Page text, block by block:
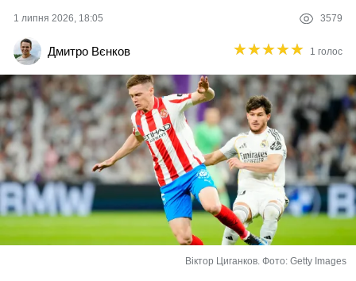
Різне
Букмекери
Казино
1 липня 2026, 18:05 3579
Дмитро Вєнков ★★★★★
★★★★★ 1 голос
Віктор Циганков. Фото: Getty Images